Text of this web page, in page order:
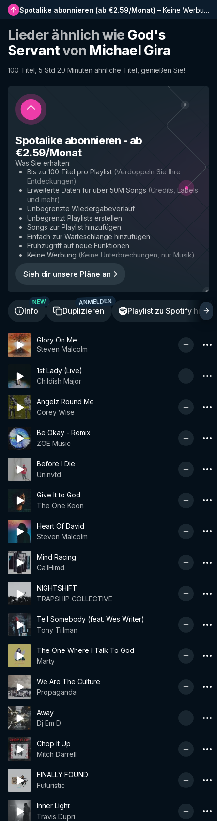
Spotalike abonnieren (ab €2.59/Monat) – Keine Werbung, längere Playlists, vollständiger Verlauf und Frühzugriff auf neue Funktionen
Lieder ähnlich wie God's
Servantvon Michael Gira
100 Titel, 5 Std 20 Minuten ähnliche Titel, genießen Sie!
Spotalike abonnieren - ab
€2.59/Monat
Was Sie erhalten:
Bis zu 100 Titel pro Playlist (Verdoppeln Sie Ihre
Entdeckungen)
Erweiterte Daten für über 50M Songs (Credits, Labels
und mehr)
Unbegrenzte Wiedergabeverlauf
Unbegrenzt Playlists erstellen
Songs zur Playlist hinzufügen
Einfach zur Warteschlange hinzufügen
Frühzugriff auf neue Funktionen
Keine Werbung (Keine Unterbrechungen, nur Musik)
Sieh dir unsere Pläne an
Info
NEW
Duplizieren
ANMELDEN
Playlist zu Spotify
Glory On Me
Steven Malcolm
1st Lady (Live)
Childish Major
Angelz Round Me
Corey Wise
Be Okay - Remix
ZOE Music
Before I Die
Uninvtd
Give It to God
The One Keon
Heart Of David
Steven Malcolm
Mind Racing
CallHimd.
NIGHTSHIFT
TRAPSHIP COLLECTIVE
Tell Somebody (feat. Wes Writer)
Tony Tillman
The One Where I Talk To God
Marty
We Are The Culture
Propaganda
Away
Dj Em D
Chop It Up
Mitch Darrell
FINALLY FOUND
Futuristic
Inner Light
Travis Dupri